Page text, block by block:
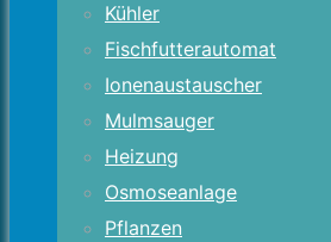
Kühler
Fischfutterautomat
Ionenaustauscher
Mulmsauger
Heizung
Osmoseanlage
Pflanzen